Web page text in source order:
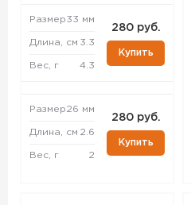
Размер33 мм
Длина, см 3.3
Вес, г 4.3
280 руб.
Купить
Размер26 мм
Длина, см 2.6
Вес, г 2
280 руб.
Купить